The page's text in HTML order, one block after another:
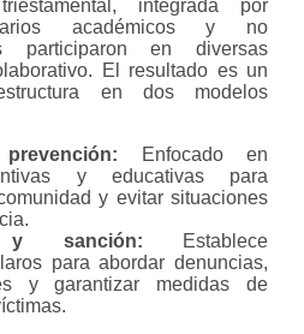
integrada por
académicos y no
participaron en diversas
El resultado es un
en dos modelos
Enfocado en
y educativas para
y evitar situaciones
y sanción: Establece
para abordar denuncias,
y garantizar medidas de